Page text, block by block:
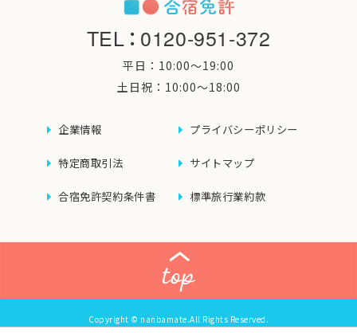
TEL：0120-951-372
平日：10:00〜19:00
土日祝：10:00〜18:00
企業情報 プライバシーポリシー
特定商取引法 サイトマップ
合宿免許契約条件書 標準旅行業約款
Copyright © nanbamate.All Rights Reserved.